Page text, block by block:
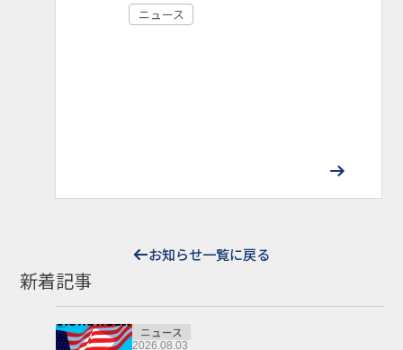
ニュース
お知らせ一覧に戻る
新着記事
ニュース
2026.08.03